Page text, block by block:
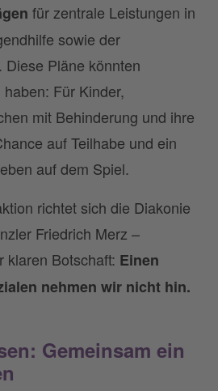
für zentrale Leistungen in
sowie der
Pläne könnten
Für Kinder,
mit Behinderung und ihre
auf Teilhabe und ein
auf dem Spiel.
richtet sich die Diakonie
Friedrich Merz –
klaren Botschaft: Einen
nehmen wir nicht hin.
Gemeinsam ein